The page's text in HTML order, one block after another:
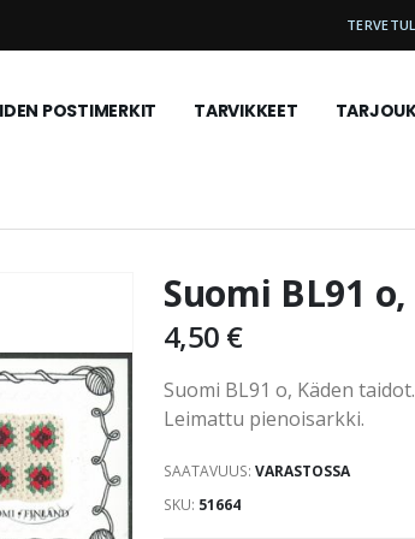
POSTIMERKIT TARVIKKEET
Suomi BL91
4,50 €
Suomi BL91 o, Käden taidot.
Leimattu pienoisarkki.
SAATAVUUS: VARASTOSSA
SKU 51664